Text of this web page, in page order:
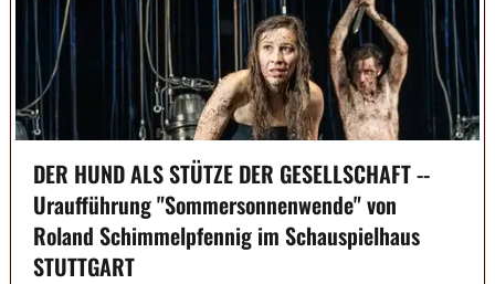
DER HUND ALS STÜTZE DER GESELLSCHAFT --
Uraufführung "Sommersonnenwende" von
Roland Schimmelpfennig im Schauspielhaus
STUTTGART